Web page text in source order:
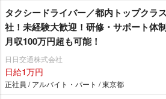
タクシードライバー／都内トップクラ
社！未経験大歓迎！研修・サポート体
月収100万円超も可能！
日日交通株式会社
日給1万円
正社員 / アルバイト・パート / 東京都